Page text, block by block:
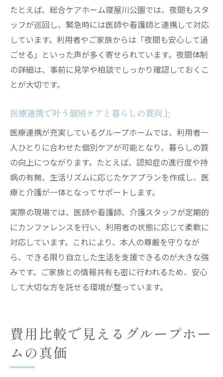
たとえば、総合ケアホーム寝屋川公園では、夜間もスタ
ッフが巡回し、緊急時には医師や看護師と連携して対応
しています。利用者やご家族からは「夜間も安心して過
ごせる」といった声が多く寄せられています。夜間体制
の詳細は、事前に見学や相談でしっかり確認しておくこ
とが大切です。
医療連携で叶う個別ケアと暮らしの質向上
医療連携が充実しているグループホームでは、利用者一
人ひとりに合わせた個別ケアが可能となり、暮らしの質
の向上につながります。たとえば、認知症の進行度や持
病の有無、生活リズムに応じたケアプランを作成し、医
療と介護が一体となってサポートします。
実際の現場では、医師や看護師、介護スタッフが定期的
にカンファレンスを行い、利用者の状態に応じて柔軟に
対応しています。これにより、本人の尊厳を守りなが
ら、できる限り自立した生活を支援できるのが大きな強
みです。ご家族との情報共有も密に行われるため、安心
して大切な方を託せる環境が整っています。
費用比較で見えるグループホー
ムの真価